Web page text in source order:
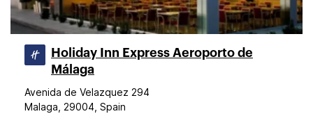
Holiday Inn Express Aeroporto de
Málaga
Avenida de Velazquez 294
Malaga, 29004, Spain